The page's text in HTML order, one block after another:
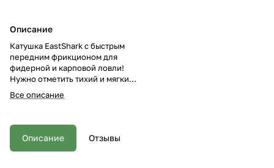
Описание
Катушка EastShark с быстрым
передним фрикционом для
фидерной и карповой ловли!
Нужно отметить тихий и мягкий
ход, который обеспечивается
5+1 подшипниками. В линейке
до 6000. Характеристики: -
Материал катушки: карбон -
Дополнительная шпуля в
Все описание
Описание Отзывы